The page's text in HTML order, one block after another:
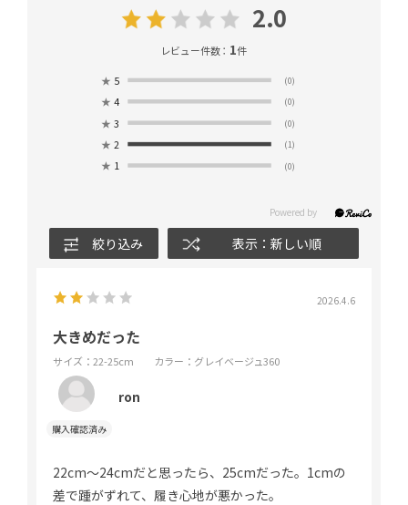
2.0
レビュー件数： 1件
★ 5 (0)
★ 4 (0)
★ 3 (0)
★ 2 (1)
★ 1 (0)
絞り込み 表示：新しい順
2026.4.6
大きめだった
サイズ：22-25cm カラー：グレイベージュ360
ron
22cm～24cmだと思ったら、25cmだった。1cmの
差で踵がずれて、履き心地が悪かった。